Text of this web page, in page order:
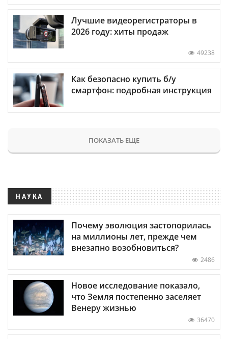
Лучшие видеорегистраторы в
2026 году: хиты продаж
49238
Как безопасно купить б/у
смартфон: подробная инструкция
ПОКАЗАТЬ ЕЩЕ
НАУКА
Почему эволюция застопорилась
на миллионы лет, прежде чем
внезапно возобновиться?
2486
Новое исследование показало,
что Земля постепенно заселяет
Венеру жизнью
36470